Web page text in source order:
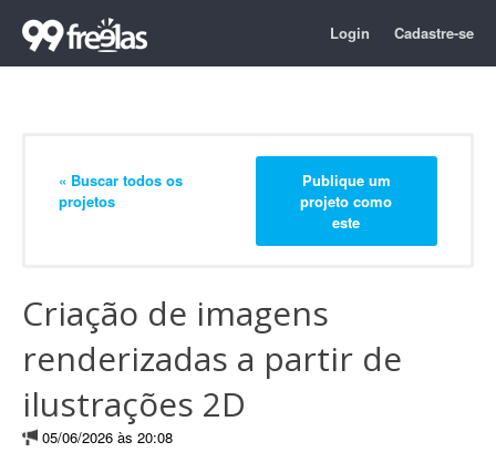
Login Cadastre-se
« Buscar todos os
projetos
Publique um
projeto como
este
Criação de imagens
renderizadas a partir de
ilustrações 2D
05/06/2026 às 20:08